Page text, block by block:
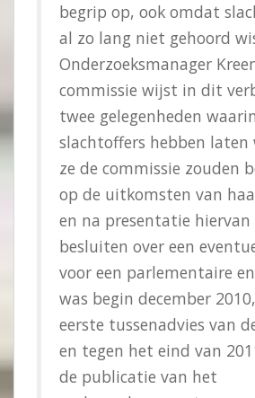
begrip op, ook omdat
al zo lang niet gehoord
Onderzoeksmanager
commissie wijst in dit
twee gelegenheden waarin
slachtoffers hebben
ze de commissie zouden
op de uitkomsten van
en na presentatie hiervan
besluiten over een
voor een parlementaire
was begin december
eerste tussenadvies van
en tegen het eind van
de publicatie van het